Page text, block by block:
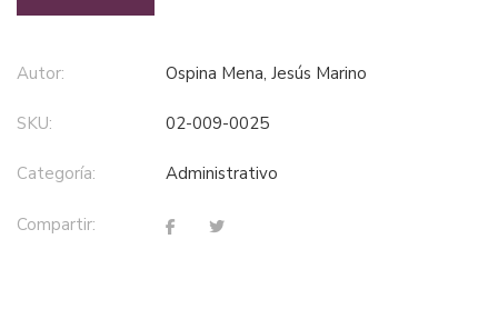
Autor: Ospina Mena, Jesús Marino
SKU: 02-009-0025
Categoría: administrativo
Compartir: